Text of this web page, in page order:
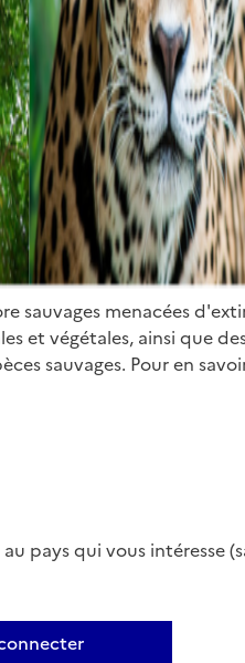
sauvages menacées
et végétales, ainsi que
sauvages. Pour en
pays qui vous intéresse